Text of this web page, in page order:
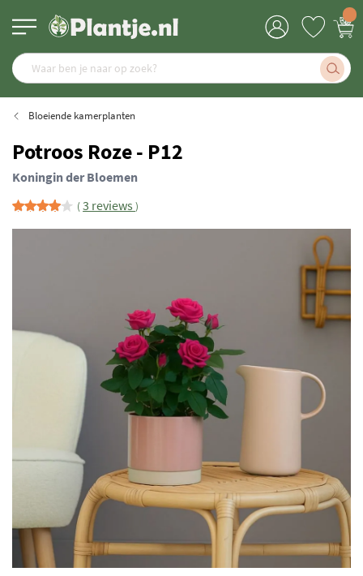
Bloeiende kamerplanten
Potroos Roze - P12
Koningin der Bloemen
3 reviews